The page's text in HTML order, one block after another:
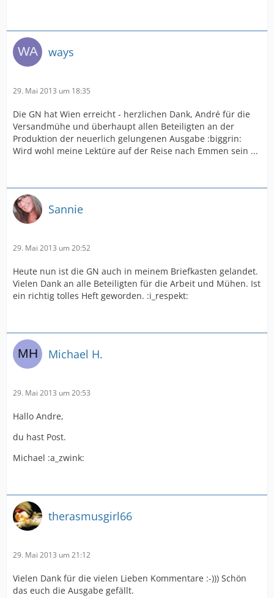
ways
29. Mai 2013 um 18:35
Die GN hat Wien erreicht - herzlichen Dank, André für die
Versandmühe und überhaupt allen Beteiligten an der
Produktion der neuerlich gelungenen Ausgabe :biggrin:
Wird wohl meine Lektüre auf der Reise nach Emmen sein ...
Sannie
29. Mai 2013 um 20:52
Heute nun ist die GN auch in meinem Briefkasten gelandet.
Vielen Dank an alle Beteiligten für die Arbeit und Mühen. Ist
ein richtig tolles Heft geworden. :i_respekt:
Michael H.
29. Mai 2013 um 20:53
Hallo Andre,
du hast Post.
Michael :a_zwink:
therasmusgirl66
29. Mai 2013 um 21:12
Vielen Dank für die vielen Lieben Kommentare :-))) Schön
das euch die Ausgabe gefällt.